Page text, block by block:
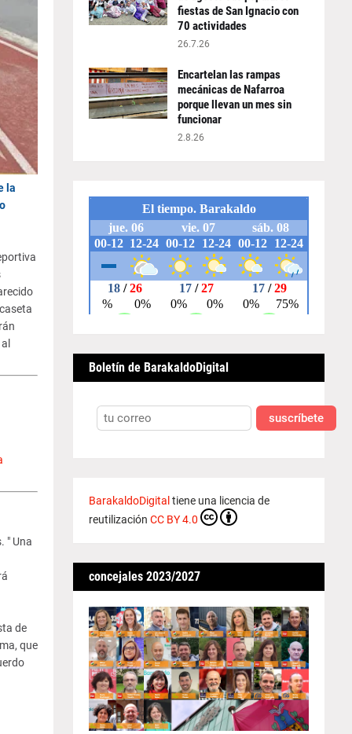
la
" Una
de
que
fiestas de San Ignacio con
70 actividades
26.7.26
Encartelan las rampas
mecánicas de Nafarroa
porque llevan un mes sin
funcionar
2.8.26
Boletín de BarakaldoDigital
suscríbete
BarakaldoDigital tiene una licencia de
reutilización CC BY 4.0
concejales 2023/2027